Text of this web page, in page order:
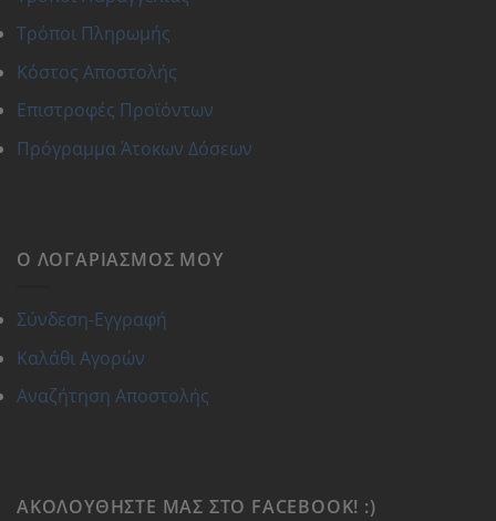
Τρόποι Πληρωμής
Κόστος Αποστολής
Επιστροφές Προϊόντων
Πρόγραμμα Άτοκων Δόσεων
Ο ΛΟΓΑΡΙΑΣΜΌΣ ΜΟΥ
Σύνδεση-Εγγραφή
Καλάθι Αγορών
Αναζήτηση Αποστολής
ΑΚΟΛΟΥΘΉΣΤΕ ΜΑΣ ΣΤΟ FACEBOOK! :)